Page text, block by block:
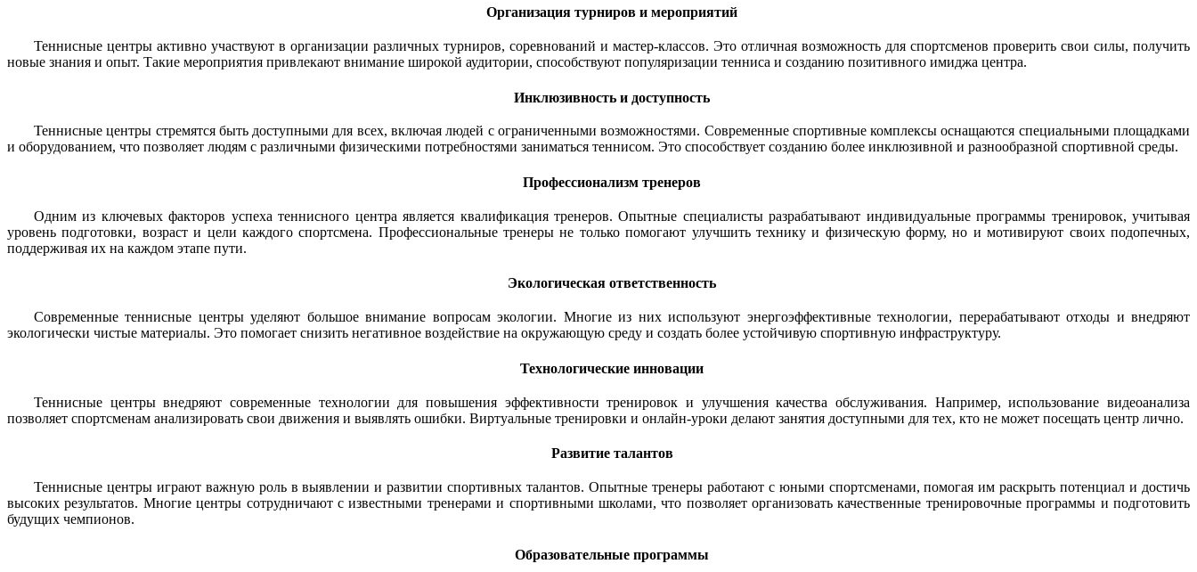
Организация турниров и мероприятий
Теннисные центры активно участвуют в организации различных турниров, соревнований и мастер-классов. Это отличная возможность для спортсменов проверить свои силы, получить
новые знания и опыт. Такие мероприятия привлекают внимание широкой аудитории, способствуют популяризации тенниса и созданию позитивного имиджа центра.
Инклюзивность и доступность
Теннисные центры стремятся быть доступными для всех, включая людей с ограниченными возможностями. Современные спортивные комплексы оснащаются специальными площадками
и оборудованием, что позволяет людям с различными физическими потребностями заниматься теннисом. Это способствует созданию более инклюзивной и разнообразной спортивной среды.
Профессионализм тренеров
Одним из ключевых факторов успеха теннисного центра является квалификация тренеров. Опытные специалисты разрабатывают индивидуальные программы тренировок, учитывая
уровень подготовки, возраст и цели каждого спортсмена. Профессиональные тренеры не только помогают улучшить технику и физическую форму, но и мотивируют своих подопечных,
поддерживая их на каждом этапе пути.
Экологическая ответственность
Современные теннисные центры уделяют большое внимание вопросам экологии. Многие из них используют энергоэффективные технологии, перерабатывают отходы и внедряют
экологически чистые материалы. Это помогает снизить негативное воздействие на окружающую среду и создать более устойчивую спортивную инфраструктуру.
Технологические инновации
Теннисные центры внедряют современные технологии для повышения эффективности тренировок и улучшения качества обслуживания. Например, использование видеоанализа
позволяет спортсменам анализировать свои движения и выявлять ошибки. Виртуальные тренировки и онлайн-уроки делают занятия доступными для тех, кто не может посещать центр лично.
Развитие талантов
Теннисные центры играют важную роль в выявлении и развитии спортивных талантов. Опытные тренеры работают с юными спортсменами, помогая им раскрыть потенциал и достичь
высоких результатов. Многие центры сотрудничают с известными тренерами и спортивными школами, что позволяет организовать качественные тренировочные программы и подготовить
будущих чемпионов.
Образовательные программы